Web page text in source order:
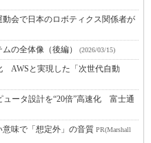
会で日本のロボティクス関係者が
の全体像（後編） (2026/03/15)
AWSと実現した「次世代自動
ュータ設計を“20倍”高速化 富士通
味で「想定外」の音質 PR(Marshall